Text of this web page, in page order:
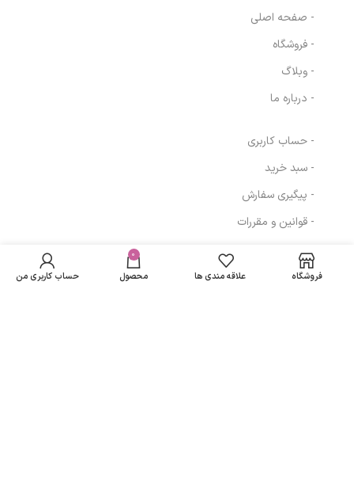
- صفحه اصلی
- فروشگاه
- وبلاگ
- درباره ما
- حساب کاربری
- سبد خرید
- پیگیری سفارش
- قوانین و مقررات
مسیرهای ارتباطی
کرم پمپی ب
پوست های خیلی
خشک 400 میل
تومان
باشد فروشگاه علاقه مندی ها
0
محصول حساب کاربری من